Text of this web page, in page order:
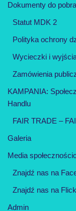
Dokumenty do
Statut MDK 2
Polityka ochrony
Wycieczki i
Zamówienia
KAMPANIA:
Handlu
FAIR TRADE –
Galeria
Media
Znajdź nas na
Znajdź nas na
Admin